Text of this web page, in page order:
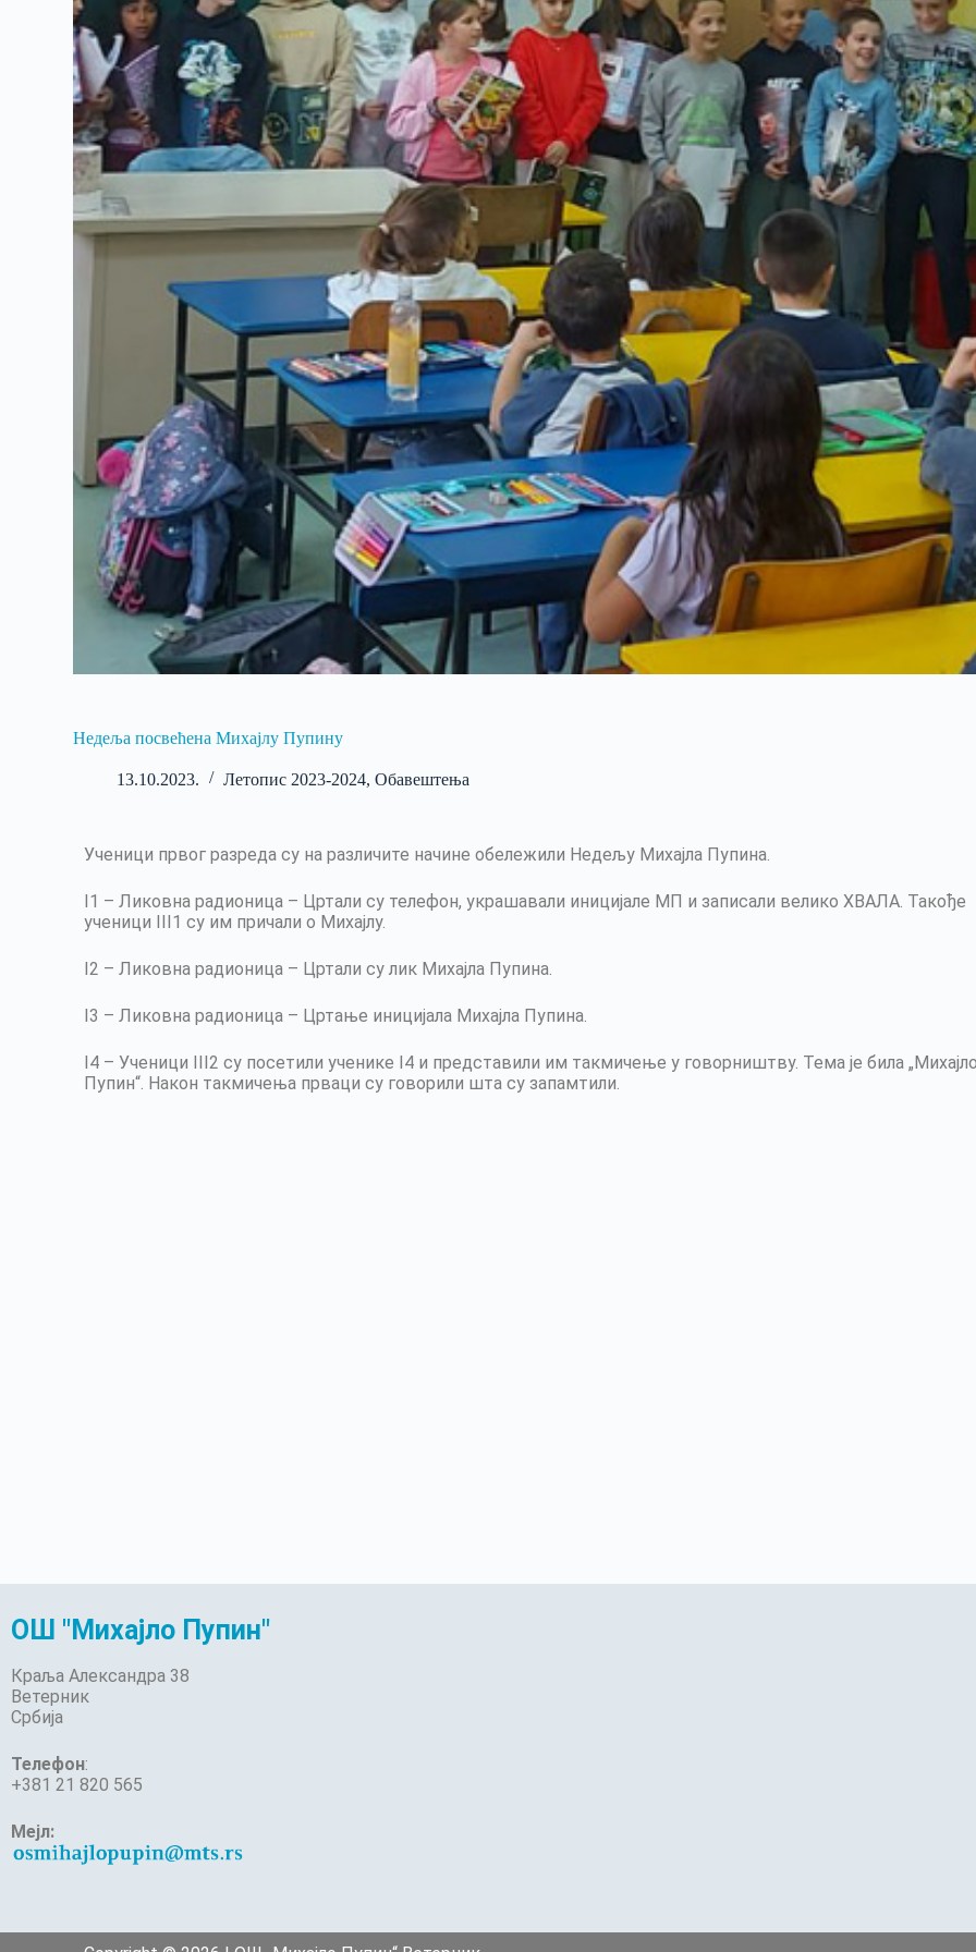
Недеља посвећена Михајлу Пупину
13.10.2023. Летопис 2023-2024,Обавештења
Ученици првог разреда су на различите начине обележили Недељу Михајла Пупина.
I1 – Ликовна радионица – Цртали су телефон, украшавали иницијале МП и записали велико ХВАЛА. Такође
ученици III1 су им причали о Михајлу.
I2 – Ликовна радионица – Цртали су лик Михајла Пупина.
I3 – Ликовна радионица – Цртање иницијала Михајла Пупина.
I4 – Ученици III2 су посетили ученике I4 и представили им такмичење у говорништву. Тема је била
Пупин“. Након такмичења прваци су говорили шта су запамтили.
ОШ "Михајло Пупин"
Краља Александра 38
Ветерник
Србија
Телефон:
+381 21 820 565
Мејл: